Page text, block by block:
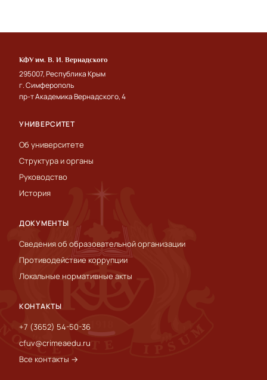
КФУ им. В. И. Вернадского
295007, Республика Крым
г. Симферополь
пр-т Академика Вернадского, 4
УНИВЕРСИТЕТ
Об университете
Структура и органы
Руководство
История
ДОКУМЕНТЫ
Сведения об образовательной организации
Противодействие коррупции
Локальные нормативные акты
КОНТАКТЫ
+7 (3652) 54-50-36
cfuv@crimeaedu.ru
Все контакты →